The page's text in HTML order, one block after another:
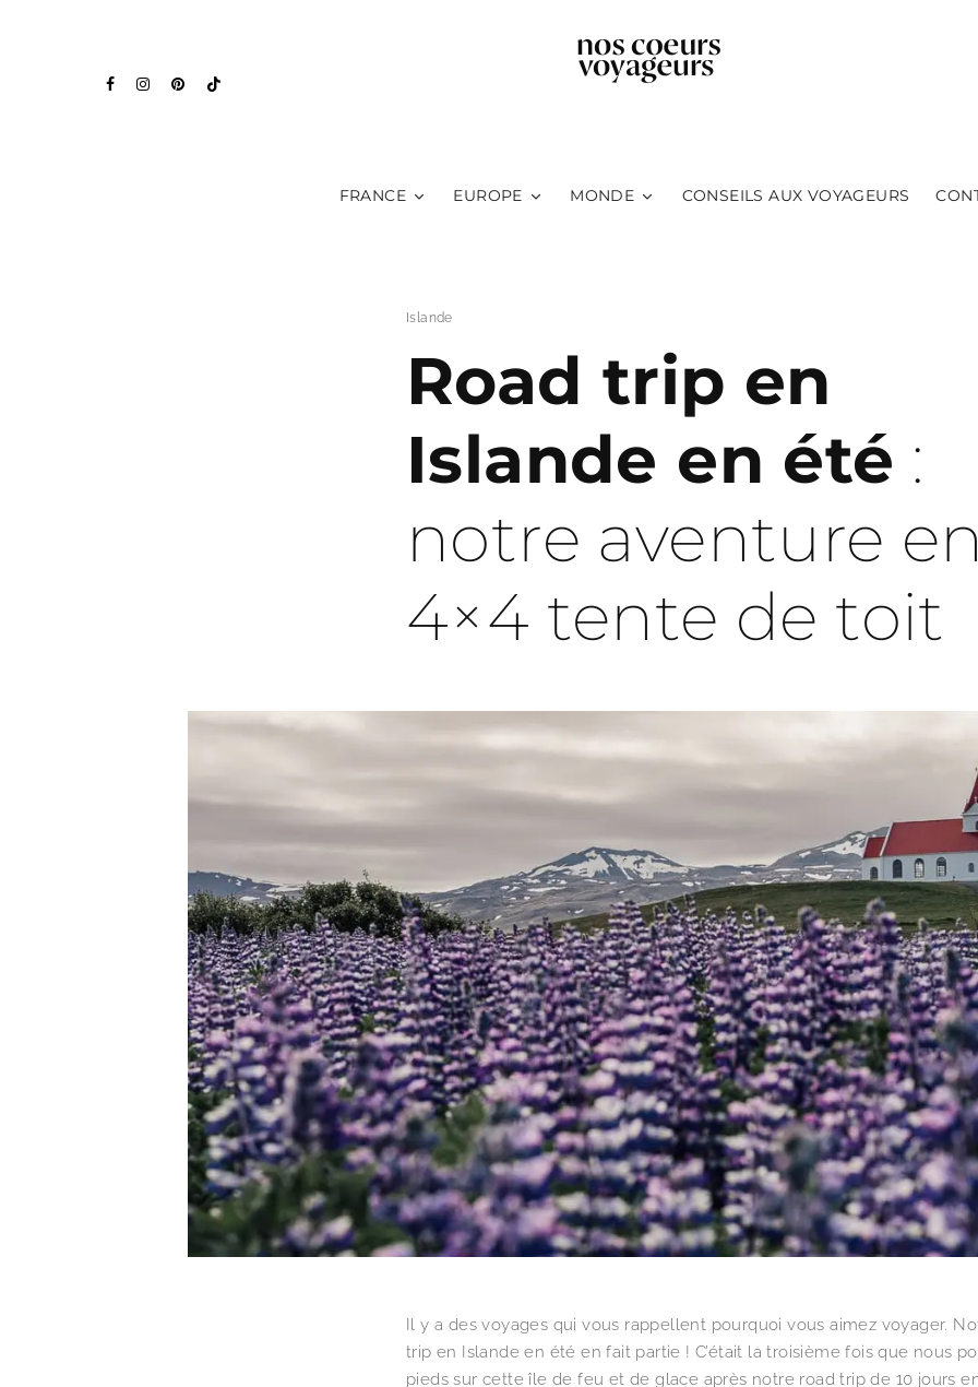
FRANCE EUROPE MONDE CONSEILS AUX VOYAGEURS
Islande
Road trip en
Islande en été :
notre aventure
4×4 tente de toit
Il y a des voyages qui vous rappellent pourquoi vous aimez voyager.
trip en Islande en été en fait partie ! C’était la troisième fois que nous
pieds sur cette île de feu et de glace après notre road trip de 10 jours